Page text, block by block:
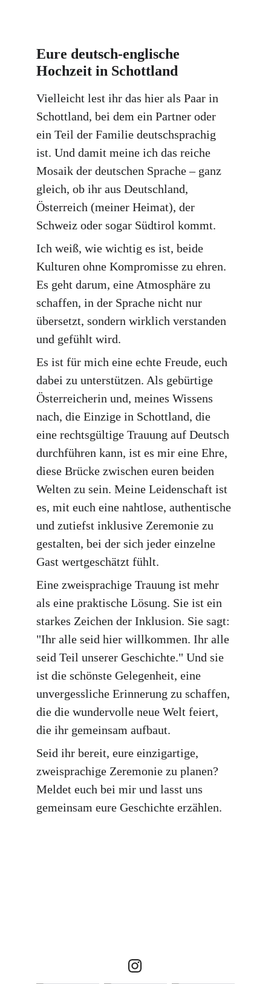
Eure deutsch-englische
Hochzeit in Schottland
Vielleicht lest ihr das hier als Paar in
Schottland, bei dem ein Partner oder
ein Teil der Familie deutschsprachig
ist. Und damit meine ich das reiche
Mosaik der deutschen Sprache – ganz
gleich, ob ihr aus Deutschland,
Österreich (meiner Heimat), der
Schweiz oder sogar Südtirol kommt.
Ich weiß, wie wichtig es ist, beide
Kulturen ohne Kompromisse zu ehren.
Es geht darum, eine Atmosphäre zu
schaffen, in der Sprache nicht nur
übersetzt, sondern wirklich verstanden
und gefühlt wird.
Es ist für mich eine echte Freude, euch
dabei zu unterstützen. Als gebürtige
Österreicherin und, meines Wissens
nach, die Einzige in Schottland, die
eine rechtsgültige Trauung auf Deutsch
durchführen kann, ist es mir eine Ehre,
diese Brücke zwischen euren beiden
Welten zu sein. Meine Leidenschaft ist
es, mit euch eine nahtlose, authentische
und zutiefst inklusive Zeremonie zu
gestalten, bei der sich jeder einzelne
Gast wertgeschätzt fühlt.
Eine zweisprachige Trauung ist mehr
als eine praktische Lösung. Sie ist ein
starkes Zeichen der Inklusion. Sie sagt:
"Ihr alle seid hier willkommen. Ihr alle
seid Teil unserer Geschichte." Und sie
ist die schönste Gelegenheit, eine
unvergessliche Erinnerung zu schaffen,
die die wundervolle neue Welt feiert,
die ihr gemeinsam aufbaut.
Seid ihr bereit, eure einzigartige,
zweisprachige Zeremonie zu planen?
Meldet euch bei mir und lasst uns
gemeinsam eure Geschichte erzählen.